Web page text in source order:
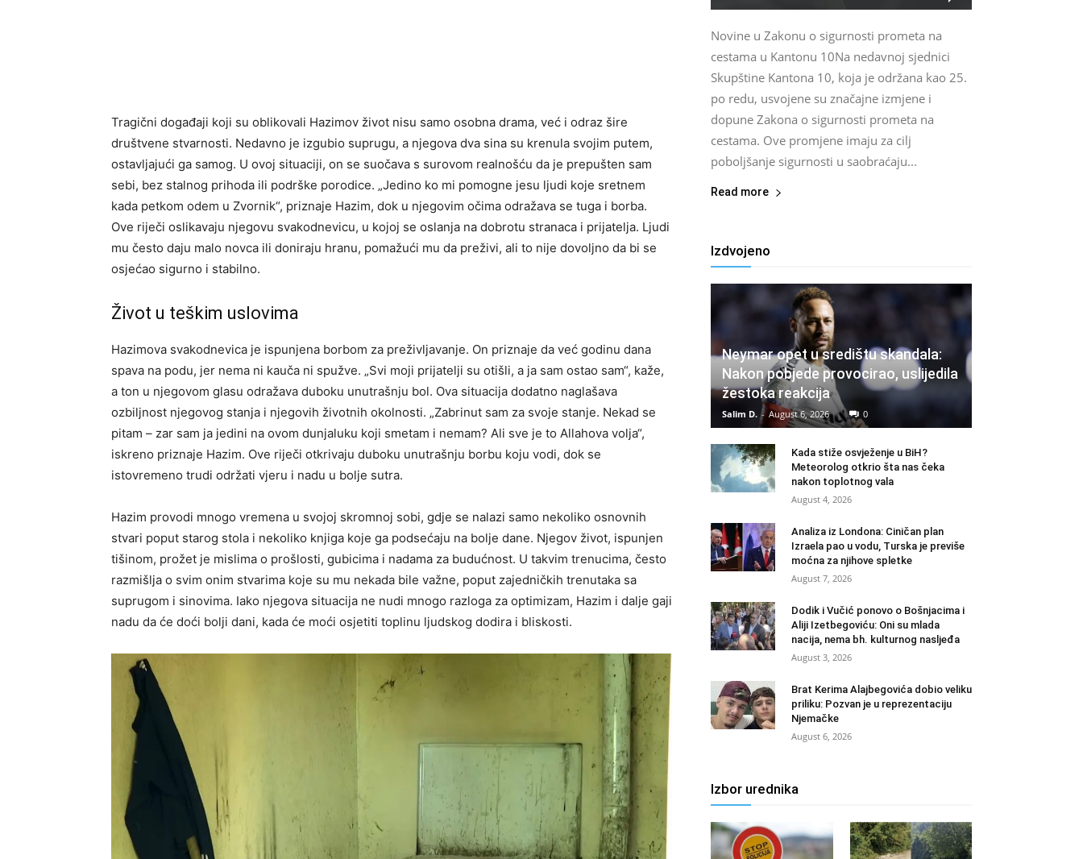
Tragični događaji koji su oblikovali Hazimov život nisu samo osobna drama, već i odraz šire
društvene stvarnosti. Nedavno je izgubio suprugu, a njegova dva sina su krenula svojim putem,
ostavljajući ga samog. U ovoj situaciji, on se suočava s surovom realnošću da je prepušten sam
sebi, bez stalnog prihoda ili podrške porodice. „Jedino ko mi pomogne jesu ljudi koje sretnem
kada petkom odem u Zvornik“, priznaje Hazim, dok u njegovim očima odražava se tuga i borba.
Ove riječi oslikavaju njegovu svakodnevicu, u kojoj se oslanja na dobrotu stranaca i prijatelja. Ljudi
mu često daju malo novca ili doniraju hranu, pomažući mu da preživi, ali to nije dovoljno da bi se
osjećao sigurno i stabilno.
Život u teškim uslovima
Hazimova svakodnevica je ispunjena borbom za preživljavanje. On priznaje da već godinu dana
spava na podu, jer nema ni kauča ni spužve. „Svi moji prijatelji su otišli, a ja sam ostao sam“, kaže,
a ton u njegovom glasu odražava duboku unutrašnju bol. Ova situacija dodatno naglašava
ozbiljnost njegovog stanja i njegovih životnih okolnosti. „Zabrinut sam za svoje stanje. Nekad se
pitam – zar sam ja jedini na ovom dunjaluku koji smetam i nemam? Ali sve je to Allahova volja“,
iskreno priznaje Hazim. Ove riječi otkrivaju duboku unutrašnju borbu koju vodi, dok se
istovremeno trudi održati vjeru i nadu u bolje sutra.
Hazim provodi mnogo vremena u svojoj skromnoj sobi, gdje se nalazi samo nekoliko osnovnih
stvari poput starog stola i nekoliko knjiga koje ga podsećaju na bolje dane. Njegov život, ispunjen
tišinom, prožet je mislima o prošlosti, gubicima i nadama za budućnost. U takvim trenucima, često
razmišlja o svim onim stvarima koje su mu nekada bile važne, poput zajedničkih trenutaka sa
suprugom i sinovima. Iako njegova situacija ne nudi mnogo razloga za optimizam, Hazim i dalje gaji
nadu da će doći bolji dani, kada će moći osjetiti toplinu ljudskog dodira i bliskosti.
Novine u Zakonu o sigurnosti prometa na
cestama u Kantonu 10Na nedavnoj sjednici
Skupštine Kantona 10, koja je održana kao 25.
po redu, usvojene su značajne izmjene i
dopune Zakona o sigurnosti prometa na
cestama. Ove promjene imaju za cilj
poboljšanje sigurnosti u saobraćaju...
Read more
Izdvojeno
Neymar opet u središtu skandala:
Nakon pobjede provocirao, uslijedila
žestoka reakcija
Salim D. - August 6, 2026 0
Kada stiže osvježenje u BiH?
Meteorolog otkrio šta nas čeka
nakon toplotnog vala
August 4, 2026
Analiza iz Londona: Ciničan plan
Izraela pao u vodu, Turska je previše
moćna za njihove spletke
August 7, 2026
Dodik i Vučić ponovo o Bošnjacima i
Aliji Izetbegoviću: Oni su mlada
nacija, nema bh. kulturnog nasljeđa
August 3, 2026
Brat Kerima Alajbegovića dobio veliku
priliku: Pozvan je u reprezentaciju
Njemačke
August 6, 2026
Izbor urednika